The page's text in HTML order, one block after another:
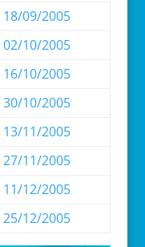
18/09/2005
02/10/2005
16/10/2005
30/10/2005
13/11/2005
27/11/2005
11/12/2005
25/12/2005